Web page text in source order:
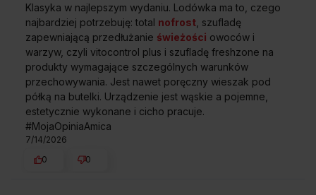
Panel sterujący wewnątrz chłodziarki na którym
wyświetlane są cyfry z przypisanym zakresem
temperatur służy do dobrania odpowiednich
nastawów w chłodziarce i zamrażarce.
Klasa energetyczna E
Wybierz mądrze klasę energetyczną! Lodówka
z klasą E zużywa o 20% energii mniej niż urządzenie
z klasą F.
System AirFlow poprzez utrzymanie stałej cyrkulacji
powietrza w lodówce zapewni Ci jednakową
Rozwiń wszystkie
Sprawdź wymiary lodówki
FK299.2FTZHAA
Klasyka w najlepszym wydaniu. Lodówka ma to, czego
najbardziej potrzebuję: total nofrost , szufladę
zapewniającą przedłużanie świeżości owoców i
warzyw, czyli vitocontrol plus i szufladę freshzone na
produkty wymagające szczególnych warunków
przechowywania. Jest nawet poręczny wieszak pod
półką na butelki. Urządzenie jest wąskie a pojemne,
estetycznie wykonane i cicho pracuje.
#MojaOpiniaAmica
7/14/2026
0
0